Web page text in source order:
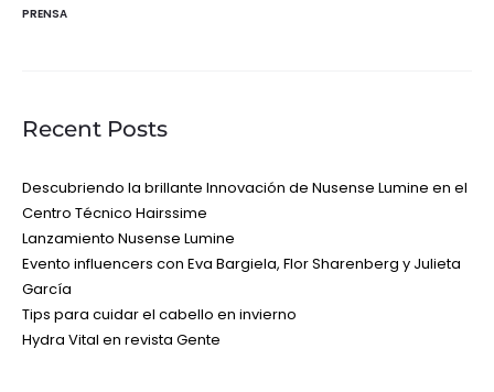
PRENSA
Recent Posts
Descubriendo la brillante Innovación de Nusense Lumine en el
Centro Técnico Hairssime
Lanzamiento Nusense Lumine
Evento influencers con Eva Bargiela, Flor Sharenberg y Julieta
García
Tips para cuidar el cabello en invierno
Hydra Vital en revista Gente